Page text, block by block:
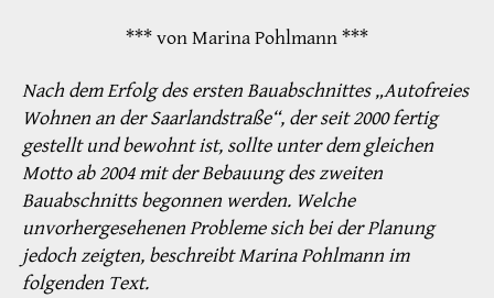
*** von Marina Pohlmann ***
Nach dem Erfolg des ersten Bauabschnittes „Autofreies
Wohnen an der Saarlandstraße“, der seit 2000 fertig
gestellt und bewohnt ist, sollte unter dem gleichen
Motto ab 2004 mit der Bebauung des zweiten
Bauabschnitts begonnen werden. Welche
unvorhergesehenen Probleme sich bei der Planung
jedoch zeigten, beschreibt Marina Pohlmann im
folgenden Text.